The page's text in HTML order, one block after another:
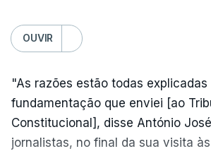
OUVIR
"As razões estão todas explicadas
fundamentação que enviei [ao
Constitucional], disse António
jornalistas, no final da sua visita